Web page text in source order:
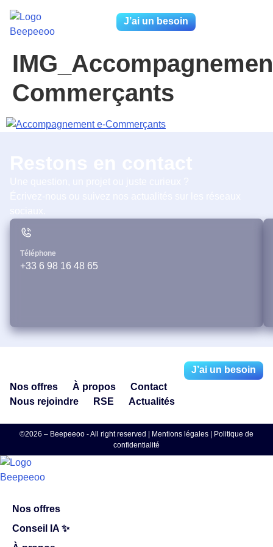
J’ai un besoin
Commerçants
Téléphone
+33 6 98 16 48 65
Nos offres À propos
Contact
Nous rejoindre
RSE Actualités
J’ai un besoin
©2026 – Beepeeoo - All right reserved | Mentions légales
Politique de
confidentialité
Nos offres
Conseil IA ✨